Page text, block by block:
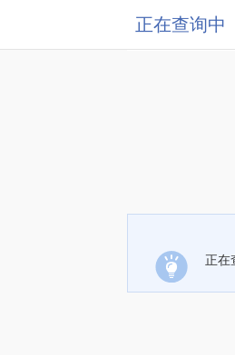
正在查询中
正在